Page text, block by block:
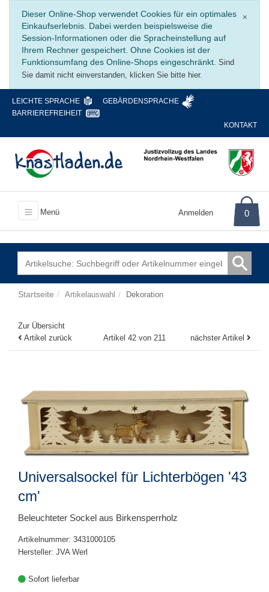
×
Dieser Online-Shop verwendet Cookies für ein optimales
Einkaufserlebnis. Dabei werden beispielsweise die
Session-Informationen oder die Spracheinstellung auf
Ihrem Rechner gespeichert. Ohne Cookies ist der
Funktionsumfang des Online-Shops eingeschränkt. Sind
Sie damit nicht einverstanden, klicken Sie bitte hier.
LEICHTE SPRACHE
GEBÄRDENSPRACHE
BARRIEREFREIHEIT
KONTAKT
Menü Anmelden 0
Startseite Artikelauswahl Dekoration
Zur Übersicht
Artikel zurück
Artikel 42 von 211 nächster Artikel
Universalsockel für Lichterbögen '43
cm'
Beleuchteter Sockel aus Birkensperrholz
Artikelnummer: 3431000105
Hersteller: JVA Werl
Sofort lieferbar